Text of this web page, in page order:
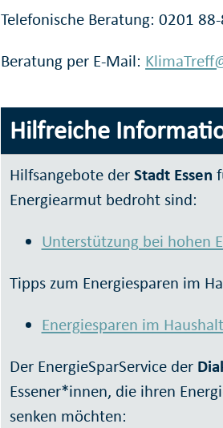
Telefonische Beratung: 0201
Beratung per E-Mail:
Hilfreiche
Hilfsangebote derStadt Essen
Energiearmut bedroht sind:
Unterstützung bei hohen
Tipps zum Energiesparen im
Energiesparen im Haushalt
Der EnergieSparService der
Essener*innen, die ihren
senken möchten: